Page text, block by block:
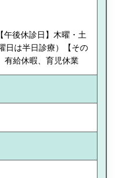
午後休診日】木曜・土
日は半日診療）【その
有給休暇、育児休業